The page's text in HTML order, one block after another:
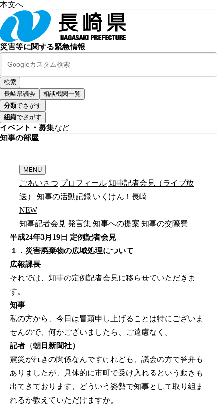
本文へ
災害等に関する緊急情報
長崎県議会
相談機関一覧
分類でさがす
組織でさがす
イベント・募集など
知事の部屋
MENU
ごあいさつ プロフィール 知事記者会見（ライブ放
送）
知事の活動記録 いくけん！長崎
NEW
知事記者会見 発言集 知事への提案 知事の交際費
平成24年3月19日 定例記者会見
１．災害廃棄物の広域処理について
広報課長
それでは、知事の定例記者会見に移らせていただきま
す。
知事
私の方から、今日は冒頭申し上げることは特にございま
せんので、何かございましたら、ご遠慮なく。
記者（朝日新聞社）
震災がれきの関係なんですけれども、議会の方で答弁も
ありましたが、具体的に市町で受け入れるという動きも
出てきております。どういう姿勢で知事として取り組ま
れるか教えていただけますか。